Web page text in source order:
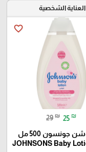
العناية الشخصية
favorite_border
29 ₪ 25 ₪
بيبي لوشن جونسون 500 مل